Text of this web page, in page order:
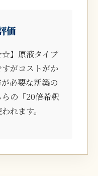
価
】原液タイプ
すがコストがか
必要な新築の
の「20倍希釈
れます。